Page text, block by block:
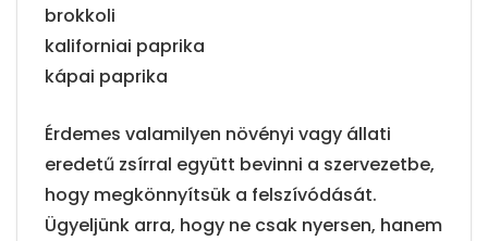
brokkoli
kaliforniai paprika
kápai paprika
Érdemes valamilyen növényi vagy állati
eredetű zsírral együtt bevinni a szervezetbe,
hogy megkönnyítsük a felszívódását.
Ügyeljünk arra, hogy ne csak nyersen, hanem